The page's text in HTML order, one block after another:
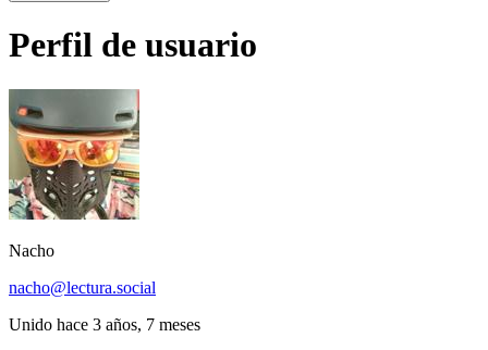
Perfil de usuario
Nacho
nacho@lectura.social
Unido hace 3 años, 7 meses